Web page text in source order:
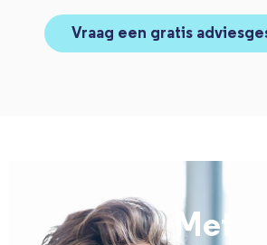
Vraag een gratis
Met